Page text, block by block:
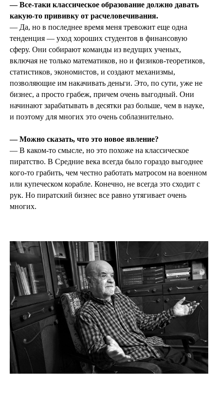
— Все-таки классическое образование должно давать
какую-то прививку от расчеловечивания.
— Да, но в последнее время меня тревожит еще одна
тенденция — уход хороших студентов в финансовую
сферу. Они собирают команды из ведущих ученых,
включая не только математиков, но и физиков-теоретиков,
статистиков, экономистов, и создают механизмы,
позволяющие им накачивать деньги. Это, по сути, уже не
бизнес, а просто грабеж, причем очень выгодный. Они
начинают зарабатывать в десятки раз больше, чем в науке,
и поэтому для многих это очень соблазнительно.
— Можно сказать, что это новое явление?
— В каком-то смысле, но это похоже на классическое
пиратство. В Средние века всегда было гораздо выгоднее
кого-то грабить, чем честно работать матросом на военном
или купеческом корабле. Конечно, не всегда это сходит с
рук. Но пиратский бизнес все равно утягивает очень
многих.